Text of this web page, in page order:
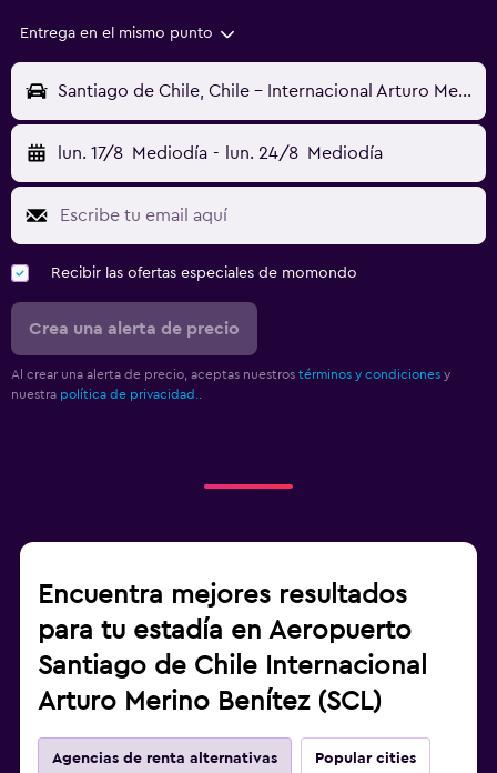
Entrega en el mismo punto
Santiago de Chile, Chile - Internacional Arturo Merino Benítez (SCL)
lun. 17/8 Mediodía - lun. 24/8 Mediodía
Recibir las ofertas especiales de momondo
Crea una alerta de precio
Al crear una alerta de precio, aceptas nuestros términos y condiciones y
nuestra política de privacidad..
Encuentra mejores resultados
para tu estadía en Aeropuerto
Santiago de Chile Internacional
Arturo Merino Benítez (SCL)
Agencias de renta alternativas Popular cities